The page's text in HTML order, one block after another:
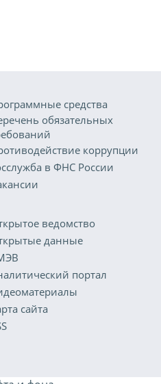
средства
обязательных
коррупции
в ФНС России
ведомство
данные
портал
сайта